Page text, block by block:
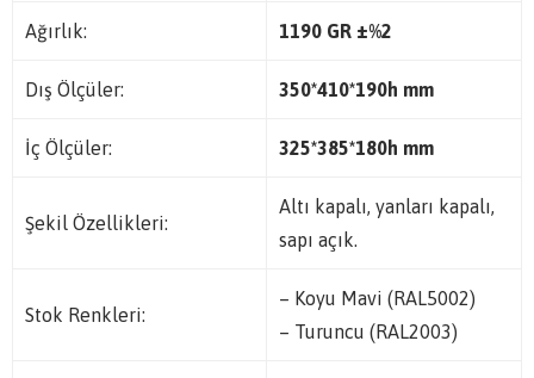
Ağırlık: 1190 GR ±%2
Dış Ölçüler: 350*410*190h mm
İç Ölçüler: 325*385*180h mm
Şekil Özellikleri:
Altı kapalı, yanları kapalı,
sapı açık.
Stok Renkleri:
– Koyu Mavi (RAL5002)
– Turuncu (RAL2003)